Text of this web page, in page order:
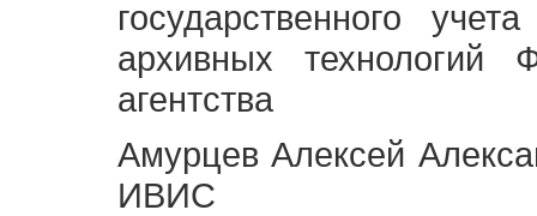
государственного
архивных технологий
агентства
Амурцев Алексей
ИВИС